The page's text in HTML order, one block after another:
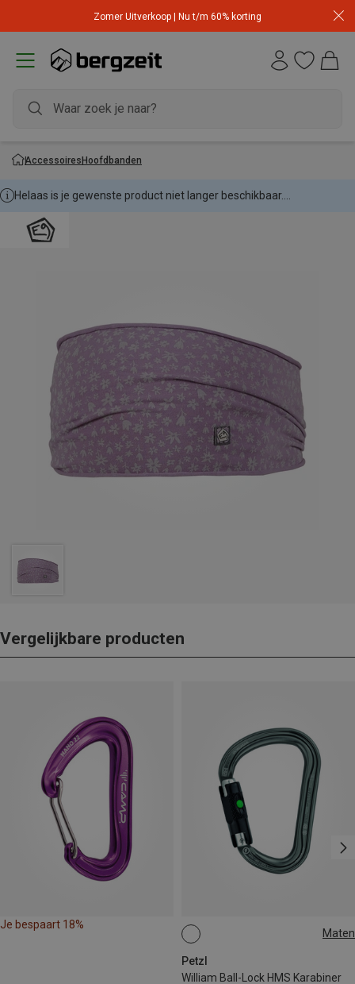
Zomer Uitverkoop | Nu t/m 60% korting
AccessoiresHoofdbanden
Helaas is je gewenste product niet langer beschikbaar....
Vergelijkbare producten
Je bespaart 18%
Maten
Petzl
William Ball-Lock HMS Karabiner
BALL-LOCK